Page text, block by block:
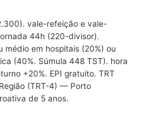
vale-refeição e vale-
44h (220-divisor).
médio em hospitais (20%) ou
(40%. Súmula 448 TST). hora
+20%. EPI gratuito. TRT
(TRT-4) — Porto
de 5 anos.